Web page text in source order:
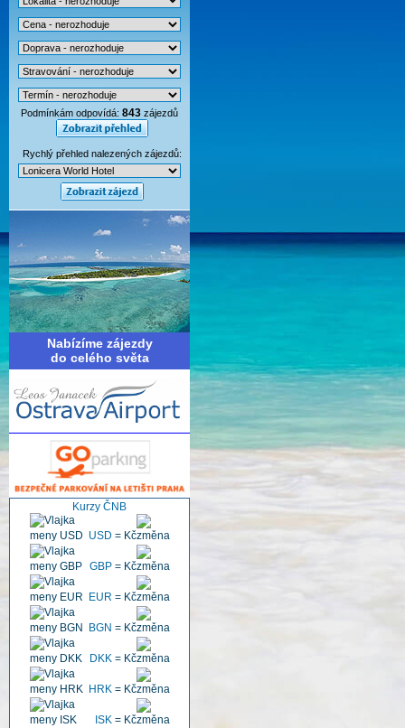
Podmínkám odpovídá: 843 zájezdů
Rychlý přehled nalezených zájezdů:
Nabízíme zájezdy
do celého světa
Kurzy ČNB
USD = Kč
GBP= Kč
EUR = Kč
BGN = Kč
DKK= Kč
HRK= Kč
ISK= Kč